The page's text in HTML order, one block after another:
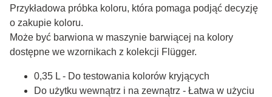
Przykładowa próbka koloru, która pomaga podjąć decyzję
o zakupie koloru.
Może być barwiona w maszynie barwiącej na kolory
dostępne we wzornikach z kolekcji Flügger.
0,35 L - Do testowania kolorów kryjących
Do użytku wewnątrz i na zewnątrz - Łatwa w użyciu